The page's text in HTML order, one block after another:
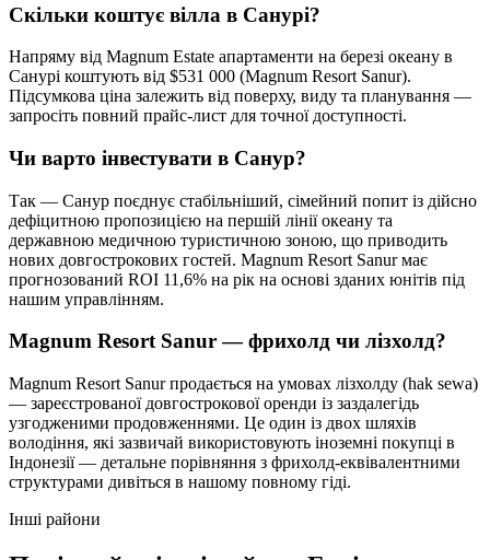
Скільки коштує вілла в Санурі?
Напряму від Magnum Estate апартаменти на березі океану в
Санурі коштують від $531 000 (Magnum Resort Sanur).
Підсумкова ціна залежить від поверху, виду та планування —
запросіть повний прайс-лист для точної доступності.
Чи варто інвестувати в Санур?
Так — Санур поєднує стабільніший, сімейний попит із дійсно
дефіцитною пропозицією на першій лінії океану та
державною медичною туристичною зоною, що приводить
нових довгострокових гостей. Magnum Resort Sanur має
прогнозований ROI 11,6% на рік на основі зданих юнітів під
нашим управлінням.
Magnum Resort Sanur — фрихолд чи лізхолд?
Magnum Resort Sanur продається на умовах лізхолду (hak sewa)
— зареєстрованої довгострокової оренди із заздалегідь
узгодженими продовженнями. Це один із двох шляхів
володіння, які зазвичай використовують іноземні покупці в
Індонезії — детальне порівняння з фрихолд-еквівалентними
структурами дивіться в нашому повному гіді.
Інші райони